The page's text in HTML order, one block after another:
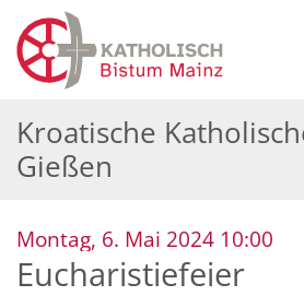
Zum Inhalt springen
Kroatische
Gießen
Montag, 6. Mai 2024 10:00
Eucharistiefeier